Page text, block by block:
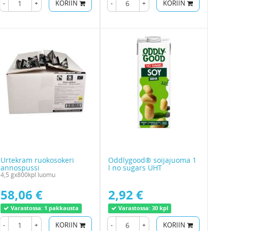
- + KORIIN - + KORIIN
Urtekram ruokosokeri
annospussi
4,5 gx800kpl luomu
58,06 €
Varastossa: 1 pakkausta
- + KORIIN
Oddlygood® soijajuoma 1
l no sugars UHT
2,92 €
Varastossa: 30 kpl
- + KORIIN